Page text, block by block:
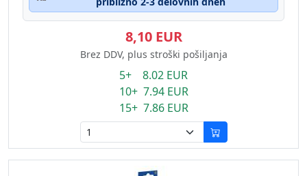
8,10 EUR
Brez DDV, plus stroški pošiljanja
5+ 8.02 EUR
10+ 7.94 EUR
15+ 7.86 EUR